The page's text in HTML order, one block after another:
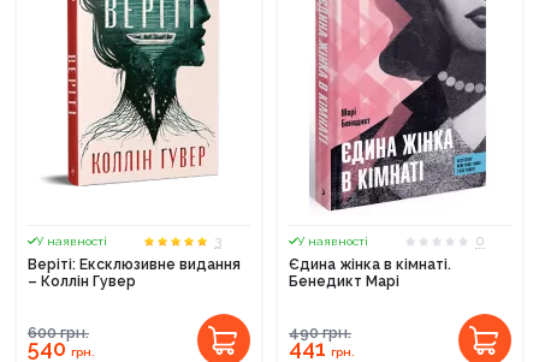
У наявності
3
Веріті: Ексклюзивне видання
– Коллін Гувер
600грн.
540грн.
У наявності
0
Єдина жінка в кімнаті.
Бенедикт Марі
490грн.
441грн.